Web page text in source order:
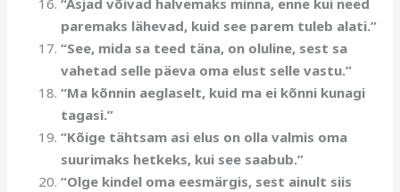
“Asjad võivad halvemaks minna, enne kui need
paremaks lähevad, kuid see parem tuleb alati.”
“See, mida sa teed täna, on oluline, sest sa
vahetad selle päeva oma elust selle vastu.”
“Ma kõnnin aeglaselt, kuid ma ei kõnni kunagi
tagasi.”
“Kõige tähtsam asi elus on olla valmis oma
suurimaks hetkeks, kui see saabub.”
“Olge kindel oma eesmärgis, sest ainult siis